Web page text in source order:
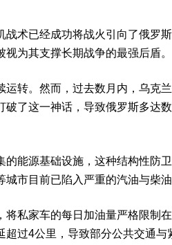
术已经成功将战火引向了俄罗
为其支撑长期战争的最强后盾。
转。然而，过去数月内，乌克
了这一神话，导致俄罗斯多达
能源基础设施，这种结构性防
市目前已陷入严重的汽油与柴油
私家车的每日加油量严格限制
过4公里，导致部分公共交通与